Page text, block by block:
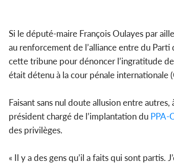
Si le député-maire François Oulayes par
au renforcement de l’alliance entre du Parti
cette tribune pour dénoncer l’ingratitude
était détenu à la cour pénale internationale
Faisant sans nul doute allusion entre
président chargé de l’implantation du PPA-
des privilèges.
« Il y a des gens qu’il a faits qui sont partis.